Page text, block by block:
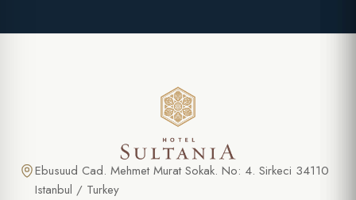
Ebusuud Cad. Mehmet Murat Sokak. No: 4. Sirkeci 34110
Istanbul / Turkey